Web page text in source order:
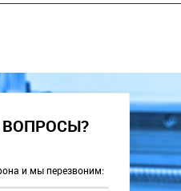
и мы перезвоним: